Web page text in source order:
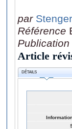
par
Référence
Publication
Article
DÉTAILS